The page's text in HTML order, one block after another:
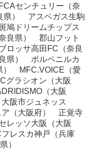
FCAセンチュリー （奈
県） アスベガス生駒
鳩ドリームチップス
奈良県） 郡山フット
ロッサ高田FC （奈良
良県） ボルペニルカ
） MFC.VOICE （愛
グラシオン （大阪
（大阪
大阪市ジュネッス
（大阪府） 正覚寺
レッソ大阪
（大阪
フレスカ神戸 （兵庫
）